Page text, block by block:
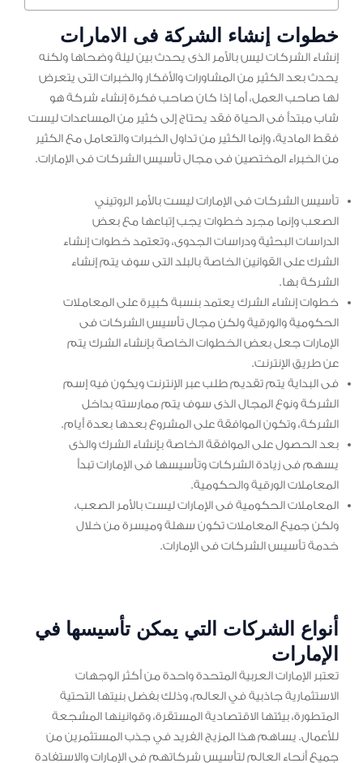
خطوات إنشاء الشركة فى الامارات
إنشاء الشركات ليس بالأمر الذى يحدث بين ليلة وضحاها ولكنه
يحدث بعد الكثير من المشاورات والأفكار والخبرات التى يتعرض
لها صاحب العمل، أما إذا كان صاحب فكرة إنشاء شركة هو
شاب مبتدأ فى الحياة فقد يحتاج إلى كثير من المساعدات ليست
فقط المادية، وإنما الكثير من تداول الخبرات والتعامل مع الكثير
من الخبراء المختصين فى مجال تأسيس الشركات فى الإمارات.
تأسيس الشركات فى الإمارات ليست بالأمر الروتيني
الصعب وإنما مجرد خطوات يجب إتباعها مع بعض
الدراسات البحثية ودراسات الجدوى، وتعتمد خطوات إنشاء
الشرك على القوانين الخاصة بالبلد التى سوف يتم إنشاء
الشركة بها.
خطوات إنشاء الشرك يعتمد بنسبة كبيرة على المعاملات
الحكومية والورقية ولكن مجال تأسيس الشركات فى
الإمارات جعل بعض الخطوات الخاصة بإنشاء الشرك يتم
عن طريق الإنترنت.
فى البداية يتم تقديم طلب عبر الإنترنت ويكون فيه إسم
الشركة ونوع المجال الذى سوف يتم ممارسته بداخل
الشركة، وتكون الموافقة على المشروع بعدها بعدة أيام.
بعد الحصول على الموافقة الخاصة بإنشاء الشرك والذى
يسهم فى زيادة الشركات وتأسيسها فى الإمارات تبدأ
المعاملات الورقية والحكومية.
المعاملات الحكومية فى الإمارات ليست بالأمر الصعب،
ولكن جميع المعاملات تكون سهلة وميسرة من خلال
خدمة تأسيس الشركات فى الإمارات.
أنواع الشركات التي يمكن تأسيسها في
الإمارات
تعتبر الإمارات العربية المتحدة واحدة من أكثر الوجهات
الاستثمارية جاذبية في العالم، وذلك بفضل بنيتها التحتية
المتطورة، بيئتها الاقتصادية المستقرة، وقوانينها المشجعة
للأعمال. يساهم هذا المزيج الفريد في جذب المستثمرين من
جميع أنحاء العالم لتأسيس شركاتهم في الإمارات والاستفادة